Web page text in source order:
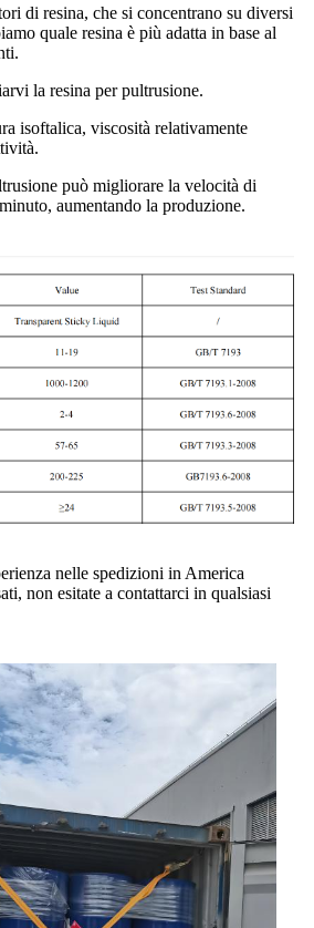
di resina, che si concentrano su diversi
quale resina è più adatta in base al
la resina per pultrusione.
isoftalica, viscosità relativamente
può migliorare la velocità di
aumentando la produzione.
nelle spedizioni in America
non esitate a contattarci in qualsiasi